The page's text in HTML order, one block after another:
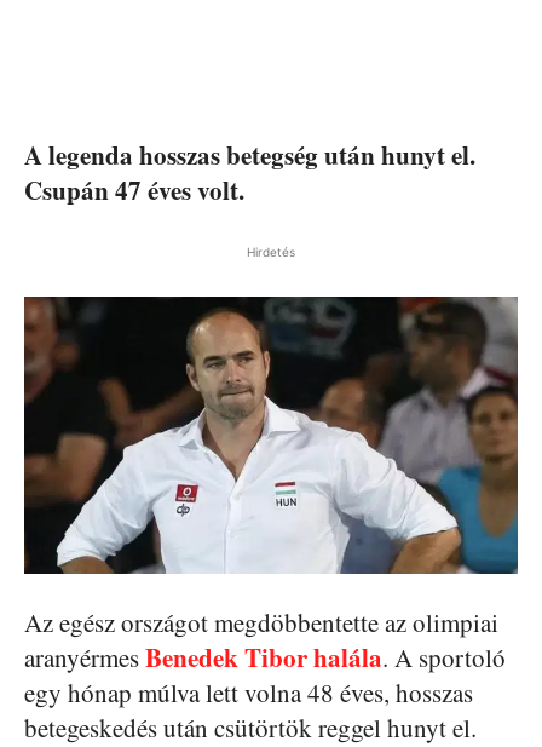
A legenda hosszas betegség után hunyt el.
Csupán 47 éves volt.
Hirdetés
Az egész országot megdöbbentette az olimpiai
aranyérmesBenedek Tibor halála. A sportoló
egy hónap múlva lett volna 48 éves, hosszas
betegeskedés után csütörtök reggel hunyt el.